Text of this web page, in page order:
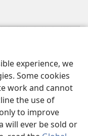
experience, we
Some cookies
work and cannot
the use of
to improve
will ever be sold or